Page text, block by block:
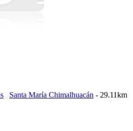
Santa María Chimalhuacán - 29.11km